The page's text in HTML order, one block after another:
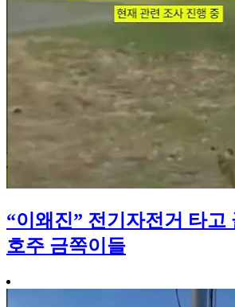
“이왜진” 전기자전거 타고
호주 금쪽이들